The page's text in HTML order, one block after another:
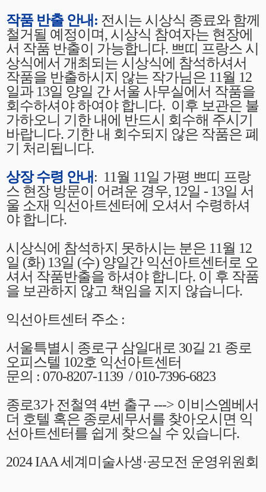
작품 반출 안내: 전시는 시상식 종료와 함께
철거될 예정이며, 시상식 참여자는 현장에
서 작품 반출이 가능합니다. 쁘띠 프랑스 시
상식에서 개최되는 시상식에 참석하셔서
작품을 반출하시지 않는 작가님은 11월 12
일과 13일 양일 간 서울 사무실에서 작품을
회수하셔야 하여야 합니다. 이후 보관은 불
가하오니 기한 내에 반드시 회수해 주시기
바랍니다. 기한 내 회수되지 않은 작품은 폐
기 처리됩니다.
상장 수령 안내 : 11월 11일 가평 쁘띠 프랑
스 현장 방문이 어려운 경우, 12일 - 13일 서
울 소재 익선아트센터에 오셔서 수령하셔
야 합니다.
시상식에 참석하지 못하시는 분은 11월 12
일 (화) 13일 (수) 양일간 익선아트센터로 오
셔서 작품반출을 하셔야 합니다. 이 후 작품
을 보관하지 않고 책임을 지지 않습니다.
익선아트센터 주소 :
서울특별시 종로구 삼일대로 30길 21 종로
오피스텔 102호 익선아트센터
문의 : 070-8207-1139 / 010-7396-6823
종로3가 전철역 4번 출구 ---> 이비스엠베서
더 호텔 혹은 종로세무서를 찾아오시면 익
선아트센터를 쉽게 찾으실 수 있습니다.
2024 IAA 세계미술사생·공모전 운영위원회